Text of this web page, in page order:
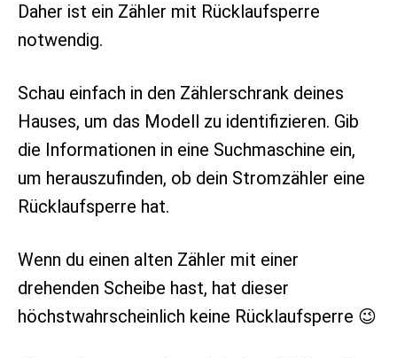
Daher ist ein Zähler mit Rücklaufsperre
notwendig.
Schau einfach in den Zählerschrank deines
Hauses, um das Modell zu identifizieren. Gib
die Informationen in eine Suchmaschine ein,
um herauszufinden, ob dein Stromzähler eine
Rücklaufsperre hat.
Wenn du einen alten Zähler mit einer
drehenden Scheibe hast, hat dieser
höchstwahrscheinlich keine Rücklaufsperre 😉